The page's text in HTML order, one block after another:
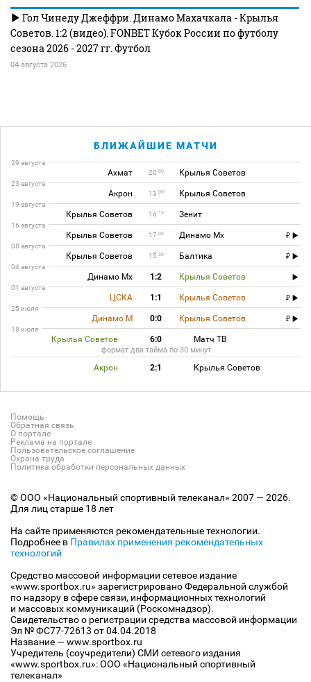
Гол Чинеду Джеффри. Динамо Махачкала - Крылья
Советов. 1:2 (видео). FONBET Кубок России по футболу
сезона 2026 - 2027 гг. Футбол
04 августа 2026
БЛИЖАЙШИЕ МАТЧИ
29 августа
Ахмат 20 00 Крылья Советов
23 августа
Акрон 13 00 Крылья Советов
19 августа
Крылья Советов 16 15 Зенит
16 августа
Крылья Советов 17 00 Динамо Мх
08 августа
Крылья Советов 15 30 Балтика
04 августа
Динамо Мх 1:2 Крылья Советов
01 августа
ЦСКА 1:1 Крылья Советов
25 июля
Динамо М 0:0 Крылья Советов
18 июля
Крылья Советов 6:0 Матч ТВ
формат два тайма по 30 минут
Акрон 2:1 Крылья Советов
Помощь
Обратная связь
О портале
Реклама на портале
Пользовательское соглашение
Охрана труда
Политика обработки персональных данных
© ООО «Национальный спортивный телеканал» 2007 — 2026.
Для лиц старше 18 лет
На сайте применяются рекомендательные технологии.
Подробнее в Правилах применения рекомендательных
технологий
Средство массовой информации сетевое издание
«www.sportbox.ru» зарегистрировано Федеральной службой
по надзору в сфере связи, информационных технологий
и массовых коммуникаций (Роскомнадзор).
Свидетельство о регистрации средства массовой информации
Эл № ФС77-72613 от 04.04.2018
Название — www.sportbox.ru
Учредитель (соучредители) СМИ сетевого издания
«www.sportbox.ru»: ООО «Национальный спортивный
телеканал»